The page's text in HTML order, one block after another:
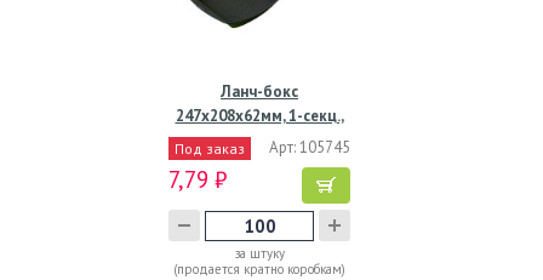
Ланч-бокс
247х208х62мм, 1-секц.,
чёрн., ВПС
Под заказ Арт: 105745
7,79 ₽
за штуку
(продается кратно коробкам)